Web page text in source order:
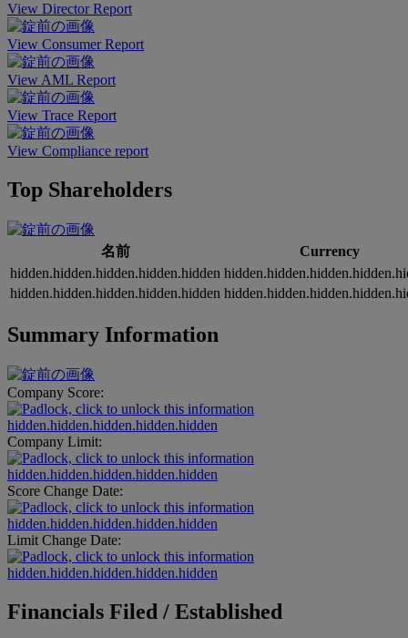
View Director Report
View Consumer Report
View AML Report
View Trace Report
View Compliance report
Top Shareholders
名前
Currency
hidden.hidden.hidden.hidden.hidden
hidden.hidden.hidden.hidden.hidden
Summary Information
Company Score:
hidden.hidden.hidden.hidden.hidden
Company Limit:
hidden.hidden.hidden.hidden.hidden
Score Change Date:
hidden.hidden.hidden.hidden.hidden
Limit Change Date:
hidden.hidden.hidden.hidden.hidden
Financials Filed / Established